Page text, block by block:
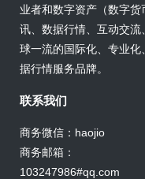
业者和数字资产（数字
讯、数据行情、互动交
球一流的国际化、专业
据行情服务品牌。
联系我们
商务微信：haojio
商务邮箱：
103247986#qq.com